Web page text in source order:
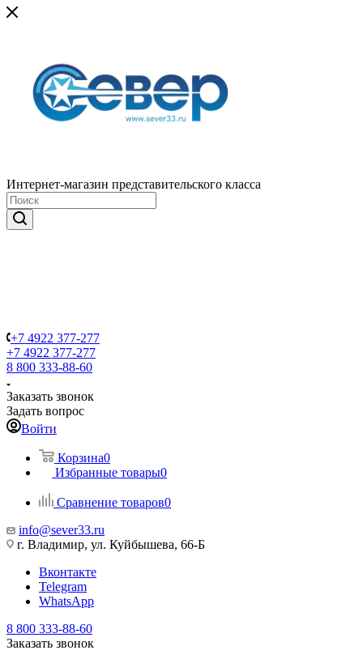
Интернет-магазин представительского класса
+7 4922 377-277
+7 4922 377-277
8 800 333-88-60
Заказать звонок
Задать вопрос
Войти
Корзина0
Избранные товары0
Сравнение товаров0
info@sever33.ru
г. Владимир, ул. Куйбышева, 66-Б
Вконтакте
Telegram
WhatsApp
8 800 333-88-60
Заказать звонок